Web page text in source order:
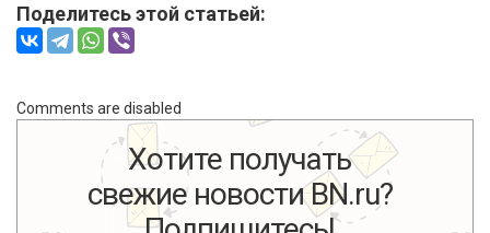
Поделитесь этой статьей:
Comments are disabled
Хотите получать
свежие новости BN.ru?